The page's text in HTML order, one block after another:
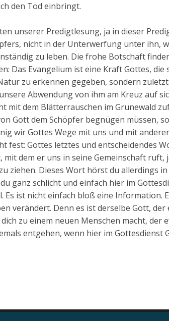
den Tod einbringt.
unserer Predigtlesung, ja in dieser
nicht in der Unterwerfung unter ihn,
zu leben. Die frohe Botschaft
Das Evangelium ist eine Kraft Gottes, die
zu erkennen gegeben, sondern
Abwendung von ihm am Kreuz auf
mit dem Blätterrauschen im Grunewald
Gott dem Schöpfer begnügen müssen,
wir Gottes Wege mit uns und mit
fest: Gottes letztes und entscheidendes
dem er uns in seine Gemeinschaft ruft,
ziehen. Dieses Wort hörst du allerdings
ganz schlicht und einfach hier im
Es ist nicht einfach bloß eine Information.
verändert. Denn es ist derselbe Gott,
zu einem neuen Menschen macht, der
entgehen, wenn hier im Gottesdienst